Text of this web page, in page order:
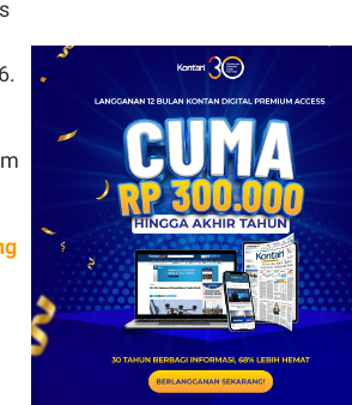
Kenaikan Mingguan
Terkuat Sejak Mei 2026
Kerja Sama dengan
Emirates hingga 2033, Ini
Detail Kemitraannya
Klasemen Grup A Piala
AFF 2026: Ini Skenario
Indonesia Lolos ke
Semifinal
7
FIFA Akhirnya Cairkan
Hadiah Timnas Yordania
yang Tertunda 8 Bulan